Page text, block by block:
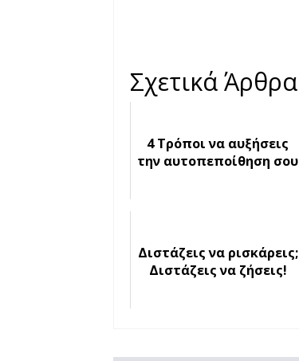
Σχετικά Άρθρα
4 Τρόποι να αυξήσεις
την αυτοπεποίθηση σου
Διστάζεις να ρισκάρεις;
Διστάζεις να ζήσεις!